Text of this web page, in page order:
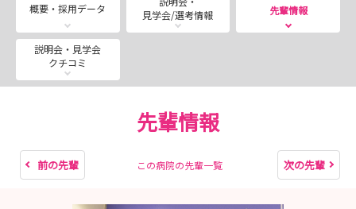
説明会では看護部の概要や、新人サポート体制、福利厚生
などのご紹介や
興味のある職場・領域での職場体験も実施をし、先輩職員
から仕事の様子や職場の雰囲気などをお伝えしています！
「1日」、「午前のみ」、「午後のみ」の3コースからご
また、職場体験では平日限定で「手術室」の体験も可能で
す！！
概要・採用データ
見学会/選考情報
先輩情報
説明会・見学会
クチコミ
先輩情報
前の先輩 この病院の先輩一覧 次の先輩